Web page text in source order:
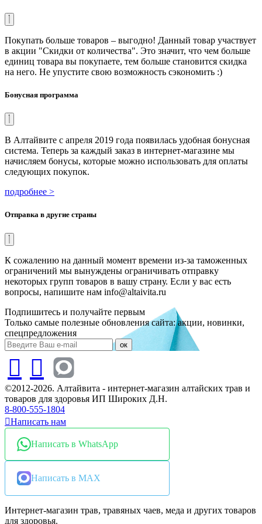
Покупать больше товаров – выгодно! Данный товар участвует
в акции "Скидки от количества". Это значит, что чем больше
единиц товара вы покупаете, тем больше становится скидка
на него. Не упустите свою возможность сэкономить :)
Бонусная программа
В Алтайвите с апреля 2019 года появилась удобная бонусная
система. Теперь за каждый заказ в интернет-магазине мы
начисляем бонусы, которые можно использовать для оплаты
следующих покупок.
подробнее >
Отправка в другие страны
К сожалению на данный момент времени из-за таможенных
ограничений мы вынуждены ограничивать отправку
некоторых групп товаров в вашу страну. Если у вас есть
вопросы, напишите нам info@altaivita.ru
Подпишитесь и получайте первым
Только самые полезные обновления сайта: акции, новинки,
спецпредложения
ок
©2012-2026. Алтайвита - интернет-магазин алтайских трав и
товаров для здоровья ИП Широких Д.Н.
8-800-555-1804
Написать нам
Написать в WhatsApp
Написать в MAX
Интернет-магазин трав, травяных чаев, меда и других товаров
для здоровья.